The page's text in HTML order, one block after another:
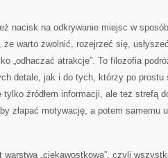
nacisk na odkrywanie miejsc w
warto zwolnić, rozejrzeć się,
„odhaczać atrakcje”. To filozofia
detale, jak i do tych, którzy po
źródłem informacji, ale też strefą
złapać motywację, a potem samemu
„ciekawostkowa”, czyli